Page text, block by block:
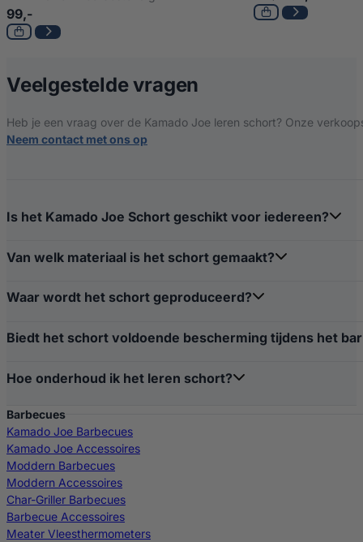
99,-
Veelgestelde vragen
Heb je een vraag over de Kamado Joe leren schort? Onze
Neem contact met ons op
Is het Kamado Joe Schort geschikt voor iedereen?
Van welk materiaal is het schort gemaakt?
Waar wordt het schort geproduceerd?
Biedt het schort voldoende bescherming tijdens het
Hoe onderhoud ik het leren schort?
Barbecues
Kamado Joe Barbecues
Kamado Joe Accessoires
Moddern Barbecues
Moddern Accessoires
Char-Griller Barbecues
Barbecue Accessoires
Meater Vleesthermometers